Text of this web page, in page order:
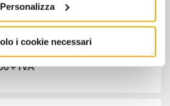
Personalizza
i cookie necessari
- PINZA PER ANELLI SEEGER mm
+ IVA